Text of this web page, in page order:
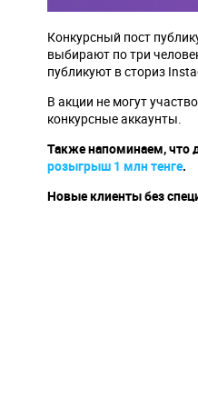
Конкурсный пост
выбирают по три
публикуют в сториз
В акции не могут
конкурсные аккаунты.
Также напоминаем, что
розыгрыш 1 млн тенге.
Новые клиенты без